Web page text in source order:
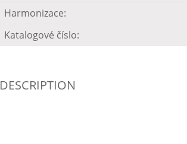
Harmonizace:
Katalogové číslo:
DESCRIPTION